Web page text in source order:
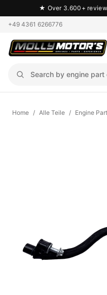
★ Over 3.600+
+49 4361 6266776
Home / Alle Teile / Engine